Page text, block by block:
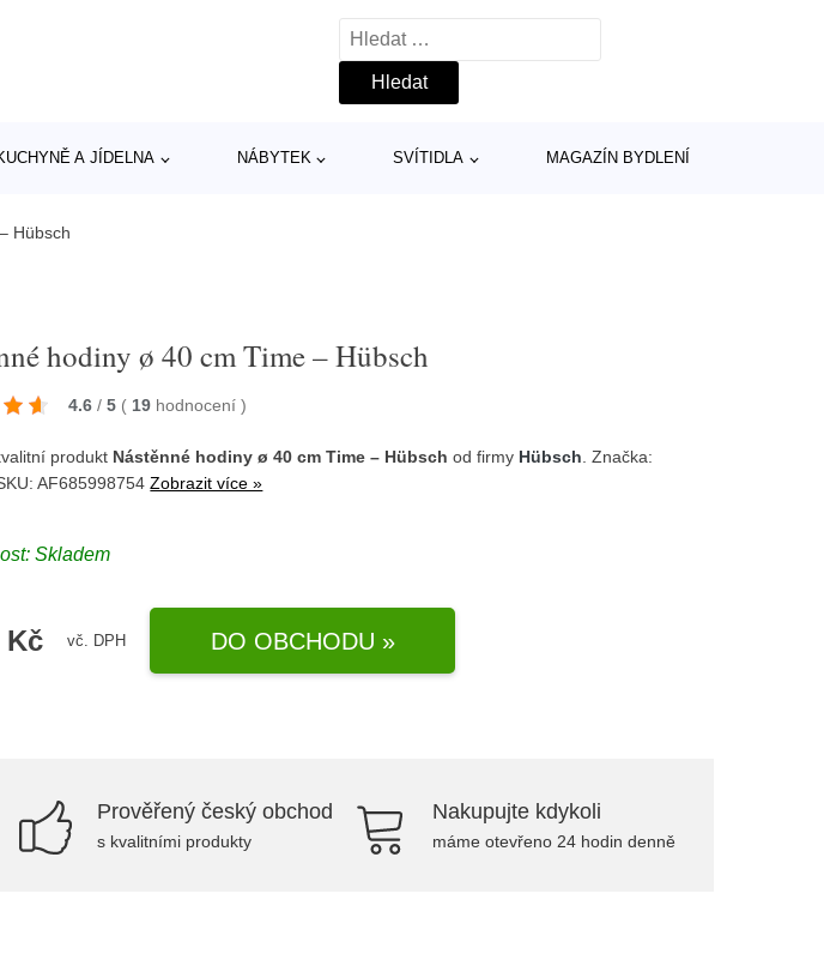
Vyhledávání
A JÍDELNA NÁBYTEK SVÍTIDLA MAGAZÍN BYDLENÍ
Hübsch
hodiny ø 40 cm Time – Hübsch
4.6 / 5 ( 19 hodnocení)
produkt Nástěnné hodiny ø 40 cm Time – Hübsch od firmy Hübsch . Značka:
SKU: AF685998754Zobrazit více »
Skladem
Kč vč. DPH DO OBCHODU »
Prověřený český obchod
s kvalitními produkty
Nakupujte kdykoli
máme otevřeno 24 hodin denně